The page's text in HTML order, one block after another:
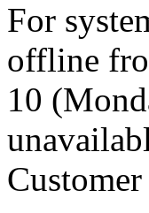
For
offline
10